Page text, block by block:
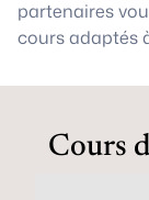
partenaires
cours adaptés
Cours